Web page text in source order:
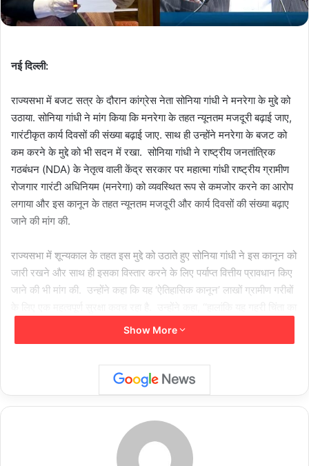
नई दिल्ली:
राज्यसभा में बजट सत्र के दौरान कांग्रेस नेता सोनिया गांधी ने मनरेगा के मुद्दे को
उठाया. सोनिया गांधी ने मांग किया कि मनरेगा के तहत न्यूनतम मजदूरी बढ़ाई जाए,
गारंटीकृत कार्य दिवसों की संख्या बढ़ाई जाए. साथ ही उन्होंने मनरेगा के बजट को
कम करने के मुद्दे को भी सदन में रखा. सोनिया गांधी ने राष्ट्रीय जनतांत्रिक
गठबंधन (NDA) के नेतृत्व वाली केंद्र सरकार पर महात्मा गांधी राष्ट्रीय ग्रामीण
रोजगार गारंटी अधिनियम (मनरेगा) को व्यवस्थित रूप से कमजोर करने का आरोप
लगाया और इस कानून के तहत न्यूनतम मजदूरी और कार्य दिवसों की संख्या बढ़ाए
जाने की मांग की.
राज्यसभा में शून्यकाल के तहत इस मुद्दे को उठाते हुए सोनिया गांधी ने इस कानून को
जारी रखने और साथ ही इसका विस्तार करने के लिए पर्याप्त वित्तीय प्रावधान किए
जाने की भी मांग की. उन्होंने कहा कि यह ‘ऐतिहासिक कानून’ लाखों ग्रामीण गरीबों
विषय है कि वर्तमान भाजपा सरकार ने व्यवस्थित रूप से इसे कमजोर कर दिया है.
इसके लिए बजट आवंटन 86,000 करोड़ रुपये पर स्थिर बना हुआ है, जो जीडीपी
Show More